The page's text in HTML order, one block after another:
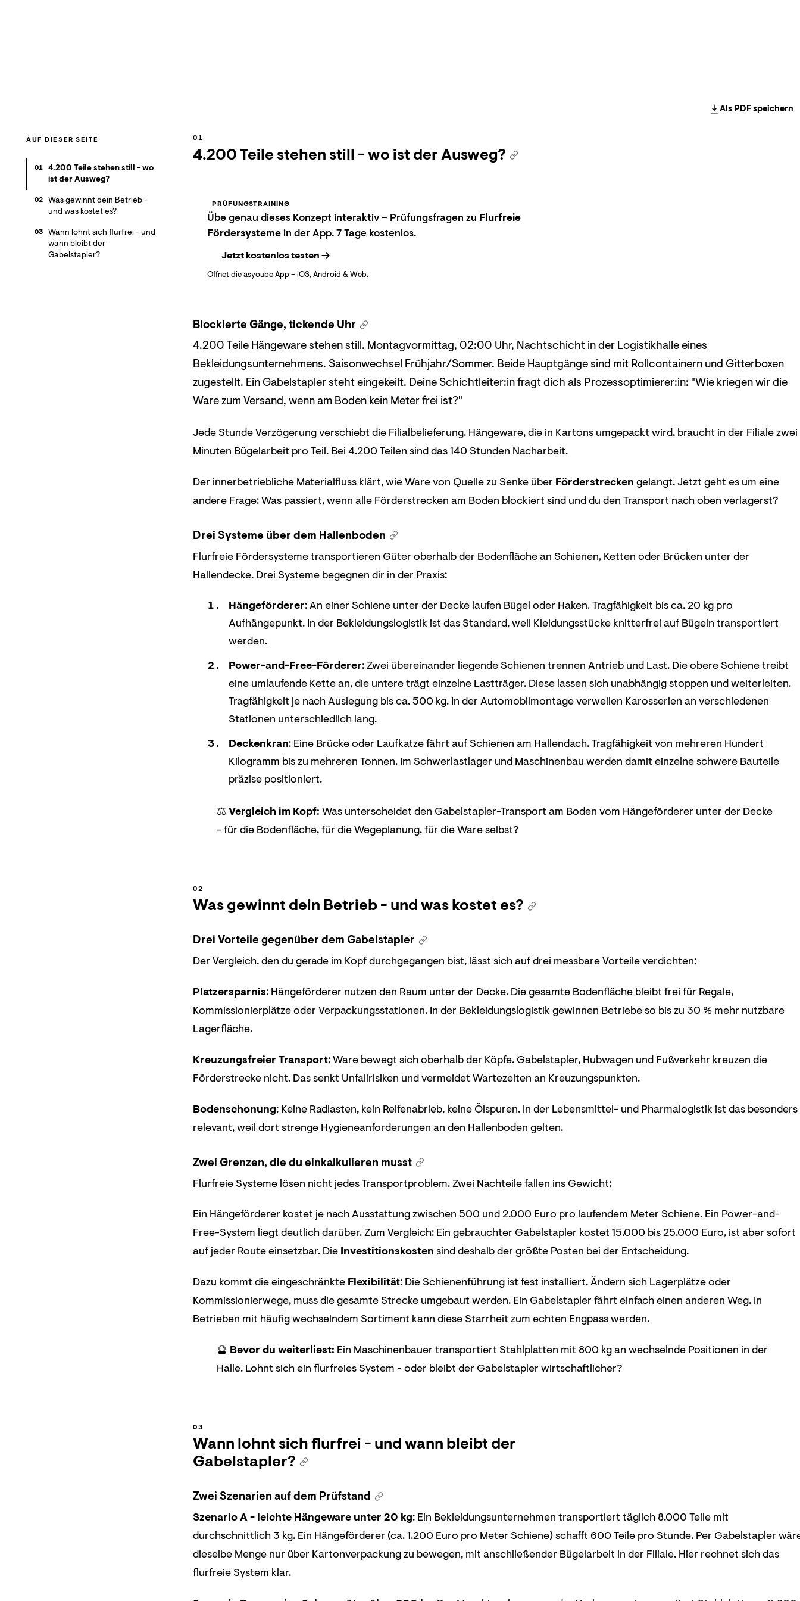
Als PDF speichern
4.200 Teile stehen still - wo ist der Ausweg?
PRÜFUNGSTRAINING
Übe genau dieses Konzept interaktiv – Prüfungsfragen zu Flurfreie
Fördersystemein der App. 7 Tage kostenlos.
Jetzt kostenlos testen
Öffnet die asyoube App – iOS, Android & Web.
Blockierte Gänge, tickende Uhr
4.200 Teile Hängeware stehen still. Montagvormittag, 02:00 Uhr, Nachtschicht in der Logistikhalle eines
Bekleidungsunternehmens. Saisonwechsel Frühjahr/Sommer. Beide Hauptgänge sind mit Rollcontainern und Gitterboxen
zugestellt. Ein Gabelstapler steht eingekeilt. Deine Schichtleiter:in fragt dich als Prozessoptimierer:in: "Wie kriegen wir die
Ware zum Versand, wenn am Boden kein Meter frei ist?"
Jede Stunde Verzögerung verschiebt die Filialbelieferung. Hängeware, die in Kartons umgepackt wird, braucht in der Filiale zwei
Minuten Bügelarbeit pro Teil. Bei 4.200 Teilen sind das 140 Stunden Nacharbeit.
Der innerbetriebliche Materialfluss klärt, wie Ware von Quelle zu Senke über Förderstrecken gelangt. Jetzt geht es um eine
andere Frage: Was passiert, wenn alle Förderstrecken am Boden blockiert sind und du den Transport nach oben verlagerst?
Drei Systeme über dem Hallenboden
Flurfreie Fördersysteme transportieren Güter oberhalb der Bodenfläche an Schienen, Ketten oder Brücken unter der
Hallendecke. Drei Systeme begegnen dir in der Praxis:
Hängeförderer: An einer Schiene unter der Decke laufen Bügel oder Haken. Tragfähigkeit bis ca. 20 kg pro
Aufhängepunkt. In der Bekleidungslogistik ist das Standard, weil Kleidungsstücke knitterfrei auf Bügeln transportiert
werden.
Power-and-Free-Förderer: Zwei übereinander liegende Schienen trennen Antrieb und Last. Die obere Schiene treibt
eine umlaufende Kette an, die untere trägt einzelne Lastträger. Diese lassen sich unabhängig stoppen und weiterleiten.
Tragfähigkeit je nach Auslegung bis ca. 500 kg. In der Automobilmontage verweilen Karosserien an verschiedenen
Stationen unterschiedlich lang.
Deckenkran: Eine Brücke oder Laufkatze fährt auf Schienen am Hallendach. Tragfähigkeit von mehreren Hundert
Kilogramm bis zu mehreren Tonnen. Im Schwerlastlager und Maschinenbau werden damit einzelne schwere Bauteile
präzise positioniert.
⚖️ Vergleich im Kopf: Was unterscheidet den Gabelstapler-Transport am Boden vom Hängeförderer unter der Decke
- für die Bodenfläche, für die Wegeplanung, für die Ware selbst?
Was gewinnt dein Betrieb - und was kostet es?
Drei Vorteile gegenüber dem Gabelstapler
Der Vergleich, den du gerade im Kopf durchgegangen bist, lässt sich auf drei messbare Vorteile verdichten:
Platzersparnis: Hängeförderer nutzen den Raum unter der Decke. Die gesamte Bodenfläche bleibt frei für Regale,
Kommissionierplätze oder Verpackungsstationen. In der Bekleidungslogistik gewinnen Betriebe so bis zu 30 % mehr nutzbare
Lagerfläche.
Kreuzungsfreier Transport: Ware bewegt sich oberhalb der Köpfe. Gabelstapler, Hubwagen und Fußverkehr kreuzen die
Förderstrecke nicht. Das senkt Unfallrisiken und vermeidet Wartezeiten an Kreuzungspunkten.
Bodenschonung: Keine Radlasten, kein Reifenabrieb, keine Ölspuren. In der Lebensmittel- und Pharmalogistik ist das besonders
relevant, weil dort strenge Hygieneanforderungen an den Hallenboden gelten.
Zwei Grenzen, die du einkalkulieren musst
Flurfreie Systeme lösen nicht jedes Transportproblem. Zwei Nachteile fallen ins Gewicht:
Ein Hängeförderer kostet je nach Ausstattung zwischen 500 und 2.000 Euro pro laufendem Meter Schiene. Ein Power-and-
Free-System liegt deutlich darüber. Zum Vergleich: Ein gebrauchter Gabelstapler kostet 15.000 bis 25.000 Euro, ist aber sofort
auf jeder Route einsetzbar. Die Investitionskosten sind deshalb der größte Posten bei der Entscheidung.
Dazu kommt die eingeschränkte Flexibilität: Die Schienenführung ist fest installiert. Ändern sich Lagerplätze oder
Kommissionierwege, muss die gesamte Strecke umgebaut werden. Ein Gabelstapler fährt einfach einen anderen Weg. In
Betrieben mit häufig wechselndem Sortiment kann diese Starrheit zum echten Engpass werden.
🔮 Bevor du weiterliest: Ein Maschinenbauer transportiert Stahlplatten mit 800 kg an wechselnde Positionen in der
Halle. Lohnt sich ein flurfreies System - oder bleibt der Gabelstapler wirtschaftlicher?
Wann lohnt sich flurfrei - und wann bleibt der
Gabelstapler?
Zwei Szenarien auf dem Prüfstand
Szenario A - leichte Hängeware unter 20 kg: Ein Bekleidungsunternehmen transportiert täglich 8.000 Teile mit
durchschnittlich 3 kg. Ein Hängeförderer (ca. 1.200 Euro pro Meter Schiene) schafft 600 Teile pro Stunde. Per Gabelstapler
dieselbe Menge nur über Kartonverpackung zu bewegen, mit anschließender Bügelarbeit in der Filiale. Hier rechnet sich das
flurfreie System klar.
AUF DIESER SEITE
01 4.200 Teile stehen still - wo
ist der Ausweg?
02 Was gewinnt dein Betrieb -
und was kostet es?
03 Wann lohnt sich flurfrei - und
wann bleibt der
Gabelstapler?